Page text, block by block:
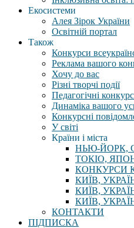
Екосистеми
Алея Зірок України
Освітній портал
Також
Конкурси
Реклама вашого
Хочу до вас
Різні творчі події
Педагогічні
Динаміка вашого
Конкурсні
У світі
Країни і міста
НЬЮ-ЙОРК,
ТОКІО,
КОНКУРСИ
КИЇВ,
КИЇВ,
КИЇВ,
КОНТАКТИ
ПІДПИСКА